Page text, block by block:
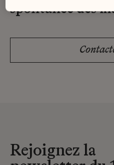
spontanée dès
Rejoignez la